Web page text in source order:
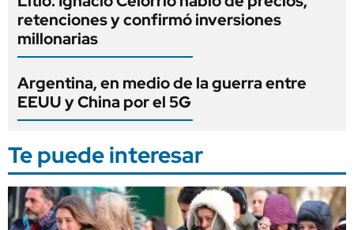
retenciones y confirmó inversiones
millonarias
Argentina, en medio de la guerra entre
EEUU y China por el 5G
Te puede interesar